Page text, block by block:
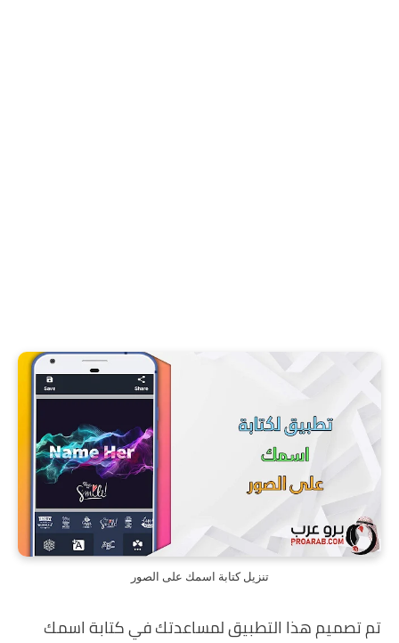
تنزيل كتابة اسمك على الصور
تم تصميم هذا التطبيق لمساعدتك في كتابة اسمك